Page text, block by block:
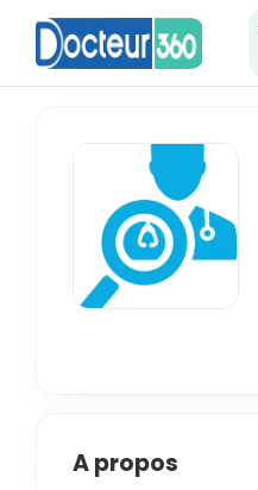
A propos